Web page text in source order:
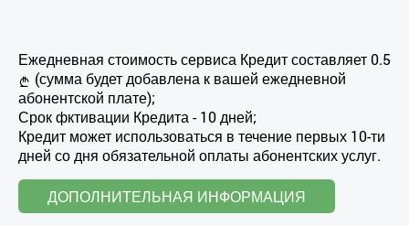
Ежедневная стоимость сервиса Кредит составляет 0.5
(сумма будет добавлена ​​к вашей ежедневной
абонентской плате);
Срок фктивации Кредита - 10 дней;
Кредит может использоваться в течение первых 10-ти
дней со дня обязательной оплаты абонентских услуг.
ДОПОЛНИТЕЛЬНАЯ ИНФОРМАЦИЯ